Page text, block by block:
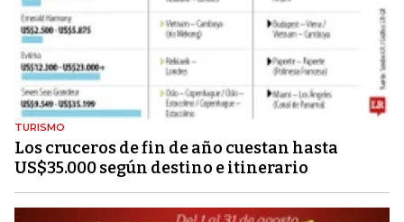
TURISMO
Los cruceros de fin de año cuestan hasta
US$35.000 según destino e itinerario